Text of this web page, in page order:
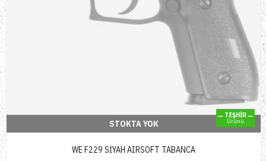
TEŞHİR
Ürünü
STOKTA YOK
WE F229 SİYAH AIRSOFT TABANCA